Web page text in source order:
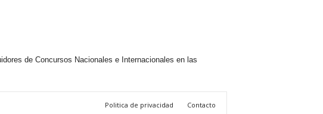
de Concursos Nacionales e Internacionales en las
Politica de privacidad Contacto